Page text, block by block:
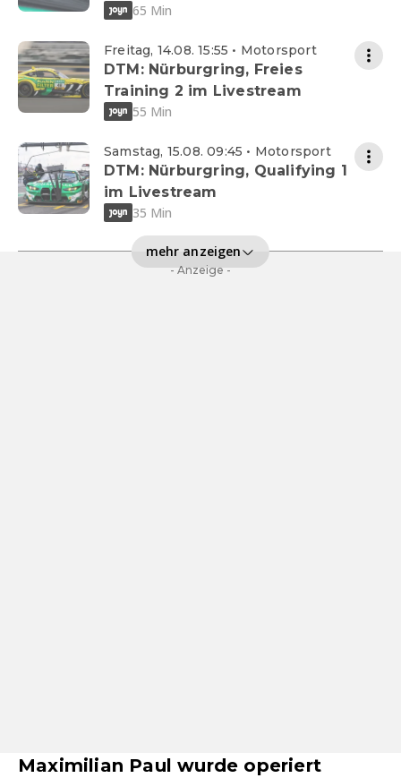
65 Min
Freitag, 14.08. 15:55 • Motorsport
DTM: Nürburgring, Freies
Training 2 im Livestream
55 Min
Samstag, 15.08. 09:45 • Motorsport
DTM: Nürburgring, Qualifying 1
im Livestream
35 Min
mehr anzeigen
- Anzeige -
Maximilian Paul wurde operiert